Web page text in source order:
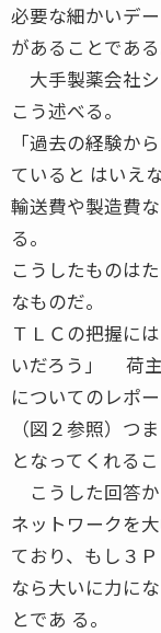
必要な細かいデ
があることである
大手製薬会社
こう述べる。
「過去の経験か
ていると はいえな
輸送費や製造費
る。
こうしたものは
なものだ。
ＴＬＣの把握に
いだろう」 荷主
についてのレポ
（図２参照）つ
となってくれる
こうした回答
ネットワークを
ており、もし３
なら大いに力に
とであ る。